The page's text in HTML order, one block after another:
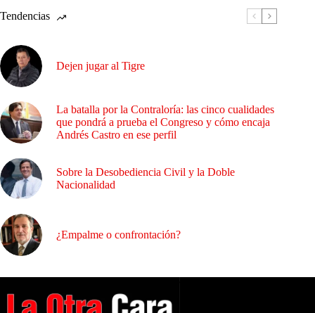
Tendencias
Dejen jugar al Tigre
La batalla por la Contraloría: las cinco cualidades
que pondrá a prueba el Congreso y cómo encaja
Andrés Castro en ese perfil
Sobre la Desobediencia Civil y la Doble
Nacionalidad
¿Empalme o confrontación?